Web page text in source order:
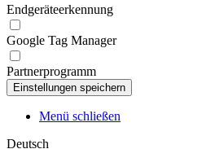
Endgeräteerkennung
Google Tag Manager
Partnerprogramm
Menü schließen
Deutsch